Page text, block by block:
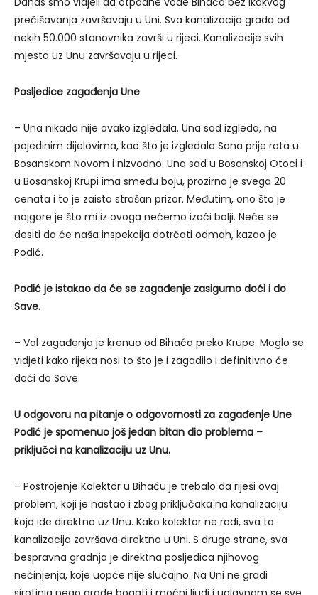
prečišavanja završavaju u Uni. Sva kanalizacija grada od
nekih 50.000 stanovnika završi u rijeci. Kanalizacije svih
mjesta uz Unu završavaju u rijeci.
Posljedice zagađenja Une
– Una nikada nije ovako izgledala. Una sad izgleda, na
pojedinim dijelovima, kao što je izgledala Sana prije rata u
Bosanskom Novom i nizvodno. Una sad u Bosanskoj Otoci i
u Bosanskoj Krupi ima smeđu boju, prozirna je svega 20
cenata i to je zaista strašan prizor. Međutim, ono što je
najgore je što mi iz ovoga nećemo izaći bolji. Neće se
desiti da će naša inspekcija dotrčati odmah, kazao je
Podić.
Podić je istakao da će se zagađenje zasigurno doći i do
Save.
– Val zagađenja je krenuo od Bihaća preko Krupe. Moglo se
vidjeti kako rijeka nosi to što je i zagadilo i definitivno će
doći do Save.
U odgovoru na pitanje o odgovornosti za zagađenje Une
Podić je spomenuo još jedan bitan dio problema –
priključci na kanalizaciju uz Unu.
– Postrojenje Kolektor u Bihaću je trebalo da riješi ovaj
problem, koji je nastao i zbog priključaka na kanalizaciju
koja ide direktno uz Unu. Kako kolektor ne radi, sva ta
kanalizacija završava direktno u Uni. S druge strane, sva
bespravna gradnja je direktna posljedica njihovog
nečinjenja, koje uopće nije slučajno. Na Uni ne gradi